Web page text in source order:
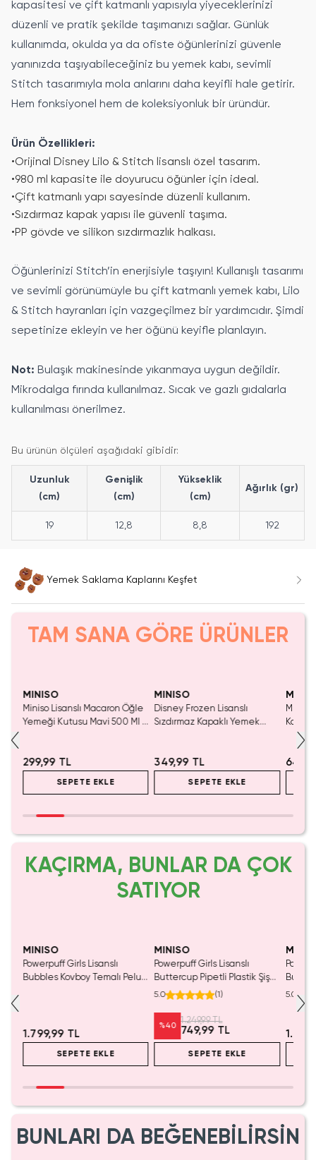
kapasitesi ve çift katmanlı yapısıyla yiyeceklerinizi
düzenli ve pratik şekilde taşımanızı sağlar. Günlük
kullanımda, okulda ya da ofiste öğünlerinizi güvenle
yanınızda taşıyabileceğiniz bu yemek kabı, sevimli
Stitch tasarımıyla mola anlarını daha keyifli hale getirir.
Hem fonksiyonel hem de koleksiyonluk bir üründür.
Ürün Özellikleri:
•Orijinal Disney Lilo & Stitch lisanslı özel tasarım.
•980 ml kapasite ile doyurucu öğünler için ideal.
•Çift katmanlı yapı sayesinde düzenli kullanım.
•Sızdırmaz kapak yapısı ile güvenli taşıma.
•PP gövde ve silikon sızdırmazlık halkası.
Öğünlerinizi Stitch’in enerjisiyle taşıyın! Kullanışlı tasarımı
ve sevimli görünümüyle bu çift katmanlı yemek kabı, Lilo
& Stitch hayranları için vazgeçilmez bir yardımcıdır. Şimdi
sepetinize ekleyin ve her öğünü keyifle planlayın.
Not: Bulaşık makinesinde yıkanmaya uygun değildir.
Mikrodalga fırında kullanılmaz. Sıcak ve gazlı gıdalarla
kullanılması önerilmez.
Bu ürünün ölçüleri aşağıdaki gibidir:
Uzunluk
(cm)
Genişlik
(cm)
Yükseklik
(cm)
Ağırlık (gr)
19 12,8 8,8 192
Yemek Saklama Kaplarını Keşfet
TAM SANA GÖRE ÜRÜNLER
MINISO
Miniso Lisanslı Macaron Öğle
Yemeği Kutusu Mavi 500 Ml –
299,99 TL
SEPETE EKLE
MINISO
Disney Frozen Lisanslı
Sızdırmaz Kapaklı Yemek
349,99 TL
SEPETE EKLE
Miniso
Kabı
KAÇIRMA, BUNLAR DA ÇOK
SATIYOR
MINISO
Powerpuff Girls Lisanslı
Bubbles Kovboy Temalı Peluş
1.799,99 TL
SEPETE EKLE
MINISO
Powerpuff Girls Lisanslı
Buttercup Pipetli Plastik Şişe
1250 ML 34 Cm
5.0 (1)
%40
1.249,99 TL
749,99 TL
SEPETE EKLE
5.0
BUNLARI DA BEĞENEBİLİRSİN